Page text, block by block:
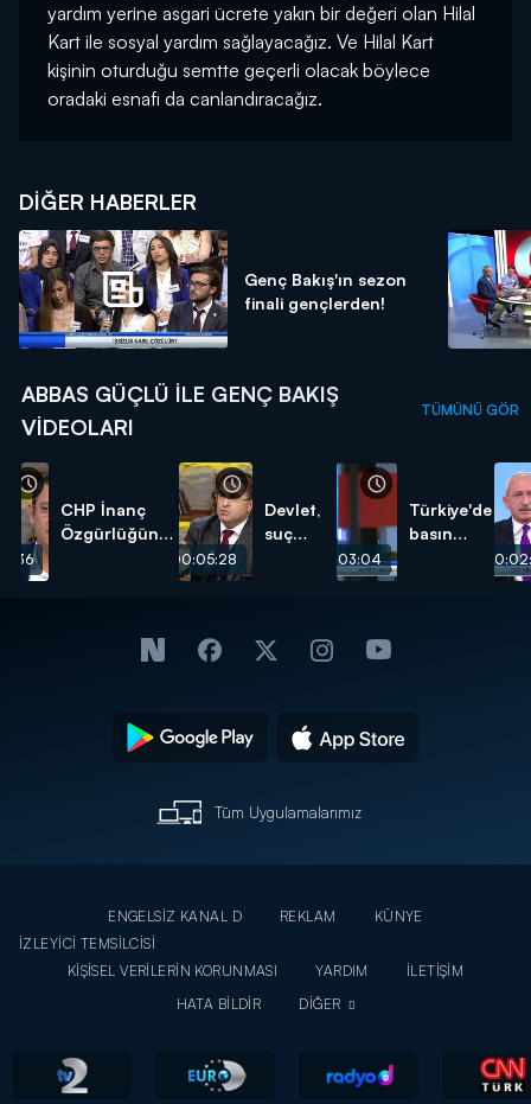
yardım yerine asgari ücrete yakın bir değeri olan Hilal
Kart ile sosyal yardım sağlayacağız. Ve Hilal Kart
kişinin oturduğu semtte geçerli olacak böylece
oradaki esnafı da canlandıracağız.
DIĞER HABERLER
Genç Bakış'ın sezon
finali gençlerden!
ABBAS GÜÇLÜ ILE GENÇ BAKIŞ
VIDEOLARI
TÜMÜNÜ GÖR
CHP İnanç
Özgürlüğünde
00:05:28
Devlet,
suç
kalamaz!
00:03:04
Türkiye'de
basın
Tüm Uygulamalarımız
ENGELSİZ KANAL D REKLAM
KÜNYE
İZLEYİCİ TEMSİLCİSİ
KİŞİSEL VERİLERİN KORUNMASI
YARDIM
İLETİŞİM
HATA BİLDİR
DİĞER